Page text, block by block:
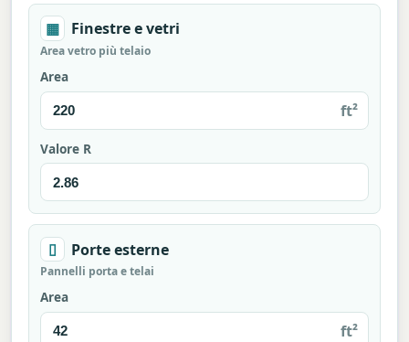
▦ Finestre e vetri
Area vetro più telaio
Area
ft²
Valore R
▯ Porte esterne
Pannelli porta e telai
Area
ft²